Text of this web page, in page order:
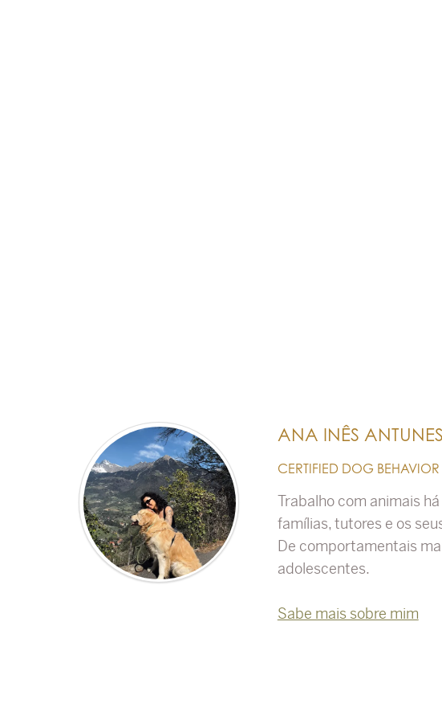
ANA INÊS ANTUNES
CERTIFIED DOG
Trabalho com animais
famílias, tutores e os
De comportamentais
adolescentes.
Sabe mais sobre mim